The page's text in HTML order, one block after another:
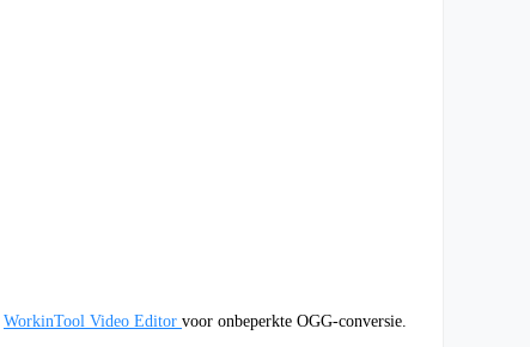
WorkinTool Video Editor voor onbeperkte OGG-conversie.